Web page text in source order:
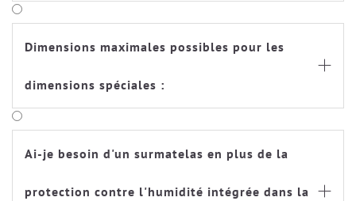
Pas de problème : adresse-toi à un revendeur
demande de dimensions spéciales
. Un gabarit est
spéciales (à l'exception des matelas carrés).
Dimensions maximales possibles pour les
dimensions spéciales :

Ai-je besoin d'un surmatelas en plus de la
protection contre l'humidité intégrée dans la 